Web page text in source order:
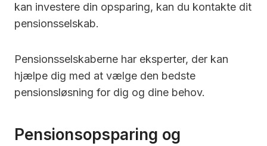
kan investere din opsparing, kan du kontakte dit
pensionsselskab.
Pensionsselskaberne har eksperter, der kan
hjælpe dig med at vælge den bedste
pensionsløsning for dig og dine behov.
Pensionsopsparing og